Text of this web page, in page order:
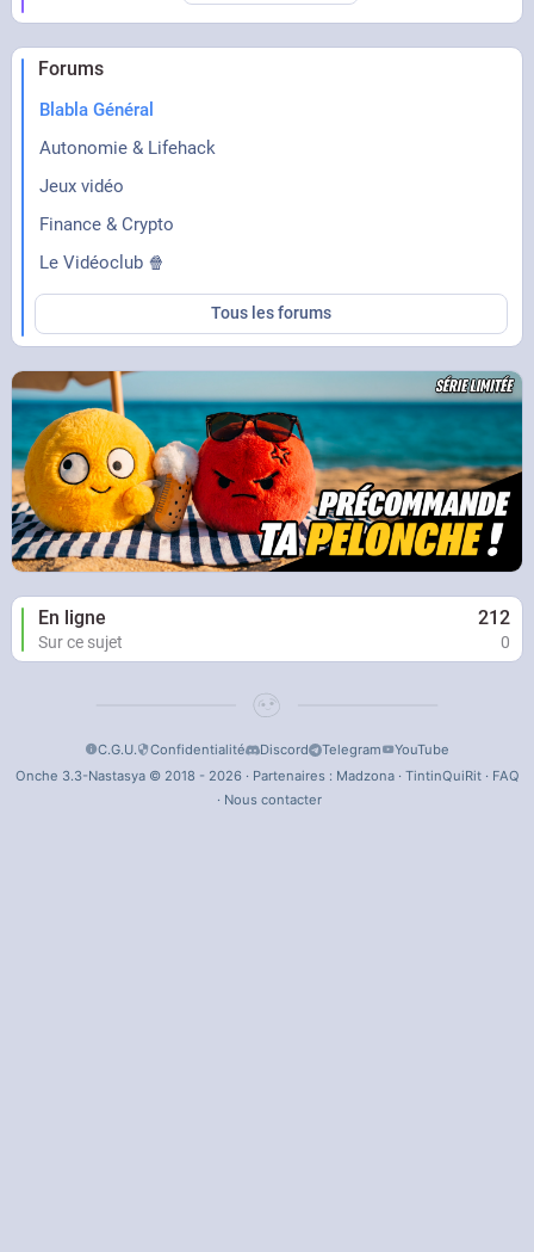
Forums
Blabla Général
Autonomie & Lifehack
Jeux vidéo
Finance & Crypto
Le Vidéoclub 🍿
Tous les forums
En ligne 212
Sur ce sujet 0
C.G.U. Confidentialité Discord Telegram
YouTube
Onche 3.3-Nastasya © 2018 - 2026 · Partenaires : Madzona· TintinQuiRit· FAQ
· Nous contacter